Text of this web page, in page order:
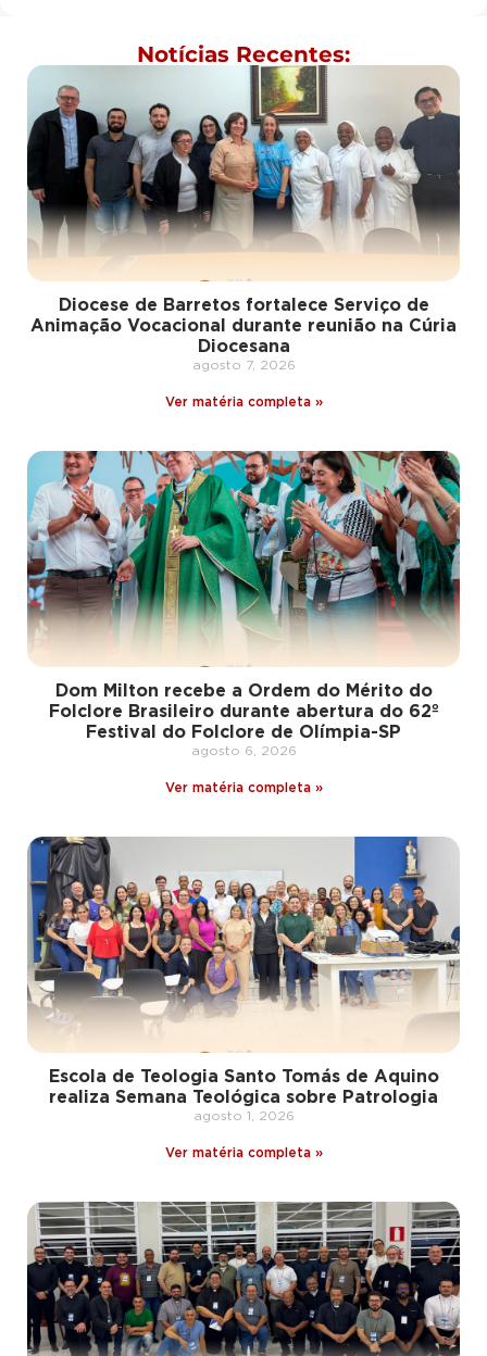
Notícias Recentes:
Diocese de Barretos fortalece Serviço de
Animação Vocacional durante reunião na Cúria
Diocesana
agosto 7, 2026
Ver matéria completa »
Dom Milton recebe a Ordem do Mérito do
Folclore Brasileiro durante abertura do 62º
Festival do Folclore de Olímpia-SP
agosto 6, 2026
Ver matéria completa »
Escola de Teologia Santo Tomás de Aquino
realiza Semana Teológica sobre Patrologia
agosto 1, 2026
Ver matéria completa »